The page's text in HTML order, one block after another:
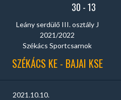
30 -13
Leány serdülő III. osztály J
2021/2022
Székács Sportcsarnok
SZÉKÁCS KE - BAJAI KSE
2021.10.10.